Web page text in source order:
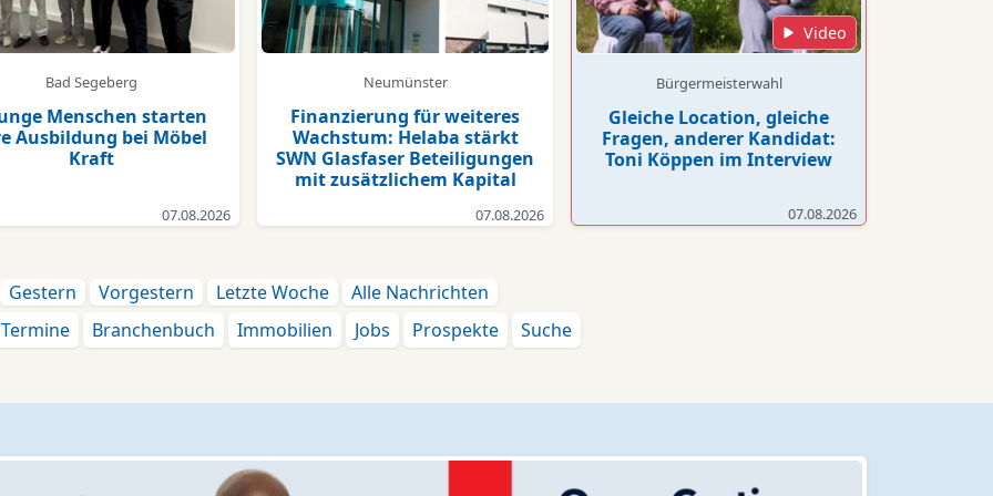
Bad Segeberg
Menschen starten
Ausbildung bei Möbel
Kraft
07.08.2026
Neumünster
Finanzierung für weiteres
Wachstum: Helaba stärkt
SWN Glasfaser Beteiligungen
mit zusätzlichem Kapital
07.08.2026
Video
Bürgermeisterwahl
Gleiche Location, gleiche
Fragen, anderer Kandidat:
Toni Köppen im Interview
07.08.2026
Gestern Vorgestern Letzte Woche
Alle Nachrichten
Termine Branchenbuch Immobilien Jobs Prospekte Suche